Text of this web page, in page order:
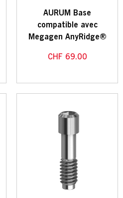
AURUM Base
compatible avec
Megagen AnyRidge®
CHF 69.00